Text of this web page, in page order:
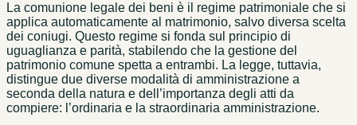
La comunione legale dei beni è il regime patrimoniale che si
applica automaticamente al matrimonio, salvo diversa scelta
dei coniugi. Questo regime si fonda sul principio di
uguaglianza e parità, stabilendo che la gestione del
patrimonio comune spetta a entrambi. La legge, tuttavia,
distingue due diverse modalità di amministrazione a
seconda della natura e dell’importanza degli atti da
compiere: l’ordinaria e la straordinaria amministrazione.